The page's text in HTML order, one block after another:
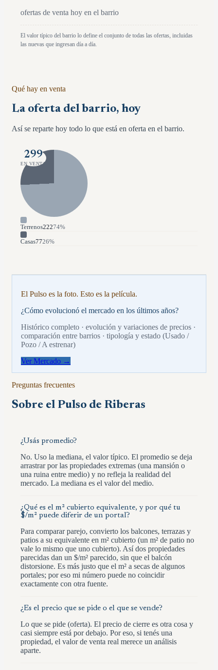
ofertas de venta hoy en el barrio
El valor típico del barrio lo define el conjunto de todas las ofertas, incluidas
las nuevas que ingresan día a día.
Qué hay en venta
La oferta del barrio, hoy
Así se reparte hoy todo lo que está en oferta en el barrio.
299
EN VENTA
Terrenos22274%
Casas7726%
El Pulso es la foto. Esto es la película.
¿Cómo evolucionó el mercado en los últimos años?
Histórico completo · evolución y variaciones de precios ·
comparación entre barrios · tipología y estado (Usado /
Pozo / A estrenar)
Ver Mercado →
Preguntas frecuentes
Sobre el Pulso de Riberas
¿Usás promedio?
No. Uso la mediana, el valor típico. El promedio se deja
arrastrar por las propiedades extremas (una mansión o
una ruina entre medio) y no refleja la realidad del
mercado. La mediana es el valor del medio.
¿Qué es el m² cubierto equivalente, y por qué tu
$/m² puede diferir de un portal?
Para comparar parejo, convierto los balcones, terrazas y
patios a su equivalente en m² cubierto (un m² de patio no
vale lo mismo que uno cubierto). Así dos propiedades
parecidas dan un $/m² parecido, sin que el balcón
distorsione. Es más justo que el m² a secas de algunos
portales; por eso mi número puede no coincidir
exactamente con otra fuente.
¿Es el precio que se pide o el que se vende?
Lo que se pide (oferta). El precio de cierre es otra cosa y
casi siempre está por debajo. Por eso, si tenés una
propiedad, el valor de venta real merece un análisis
aparte.